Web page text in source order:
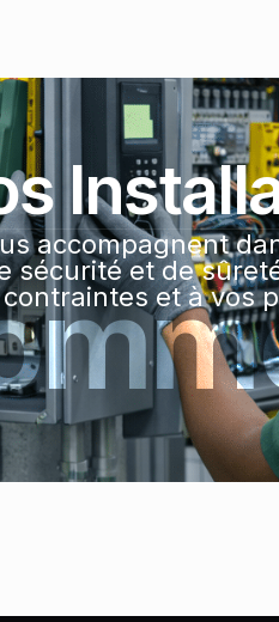
accompagnent
sécurité et de
et à vos